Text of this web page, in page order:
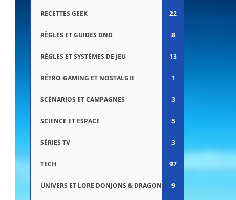
RECETTES GEEK 22
RÈGLES ET GUIDES DND 8
RÈGLES ET SYSTÈMES DE JEU 13
RÉTRO-GAMING ET NOSTALGIE 1
SCÉNARIOS ET CAMPAGNES 3
SCIENCE ET ESPACE 5
SÉRIES TV 3
TECH 97
UNIVERS ET LORE DONJONS & DRAGONS 9